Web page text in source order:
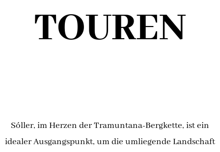
TOUREN
Sóller, im Herzen der Tramuntana-Bergkette, ist ein
idealer Ausgangspunkt, um die umliegende Landschaft